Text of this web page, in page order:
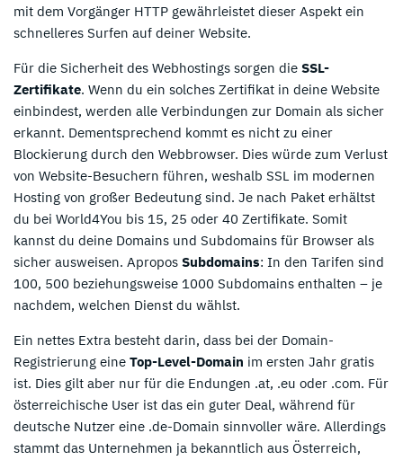
mit dem Vorgänger HTTP gewährleistet dieser Aspekt ein
schnelleres Surfen auf deiner Website.
Für die Sicherheit des Webhostings sorgen die SSL-
Zertifikate. Wenn du ein solches Zertifikat in deine Website
einbindest, werden alle Verbindungen zur Domain als sicher
erkannt. Dementsprechend kommt es nicht zu einer
Blockierung durch den Webbrowser. Dies würde zum Verlust
von Website-Besuchern führen, weshalb SSL im modernen
Hosting von großer Bedeutung sind. Je nach Paket erhältst
du bei World4You bis 15, 25 oder 40 Zertifikate. Somit
kannst du deine Domains und Subdomains für Browser als
sicher ausweisen. Apropos Subdomains: In den Tarifen sind
100, 500 beziehungsweise 1000 Subdomains enthalten – je
nachdem, welchen Dienst du wählst.
Ein nettes Extra besteht darin, dass bei der Domain-
Registrierung eine Top-Level-Domain im ersten Jahr gratis
ist. Dies gilt aber nur für die Endungen .at, .eu oder .com. Für
österreichische User ist das ein guter Deal, während für
deutsche Nutzer eine .de-Domain sinnvoller wäre. Allerdings
stammt das Unternehmen ja bekanntlich aus Österreich,